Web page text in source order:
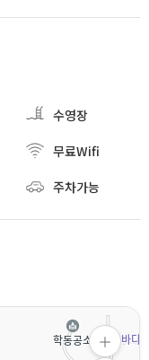
수영장
무료Wifi
주차가능